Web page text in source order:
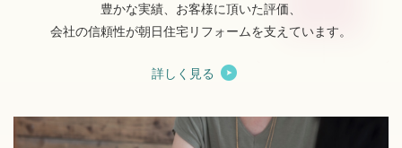
豊かな実績、お客様に頂いた評価、
会社の信頼性が朝日住宅リフォームを支えています。
詳しく見る